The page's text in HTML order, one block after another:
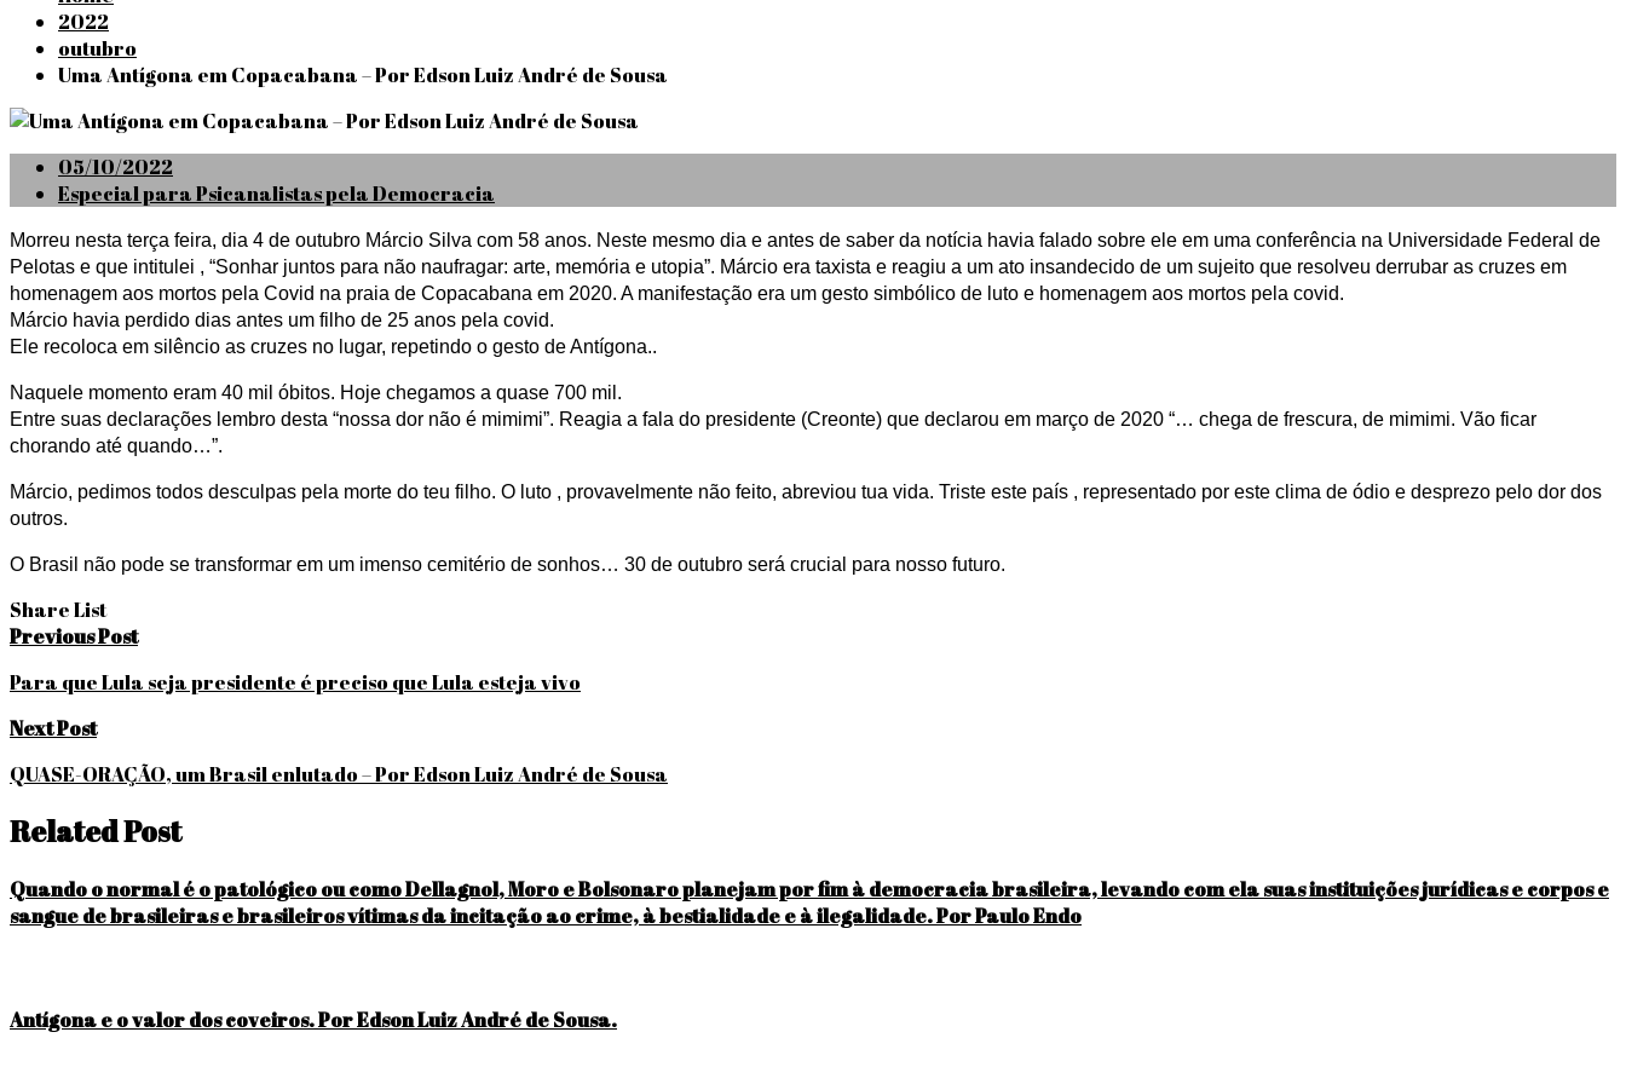
2022
outubro
Uma Antígona em Copacabana – Por Edson Luiz André de Sousa
Posted
on
05/10/2022
Especial para Psicanalistas pela Democracia
Morreu nesta terça feira, dia 4 de outubro Márcio Silva com 58 anos. Neste mesmo dia e antes de saber da notícia havia falado sobre ele em uma conferência na Universidade Federal de
Pelotas e que intitulei , “Sonhar juntos para não naufragar: arte, memória e utopia”. Márcio era taxista e reagiu a um ato insandecido de um sujeito que resolveu derrubar as cruzes em
homenagem aos mortos pela Covid na praia de Copacabana em 2020. A manifestação era um gesto simbólico de luto e homenagem aos mortos pela covid.
Márcio havia perdido dias antes um filho de 25 anos pela covid.
Ele recoloca em silêncio as cruzes no lugar, repetindo o gesto de Antígona..
Naquele momento eram 40 mil óbitos. Hoje chegamos a quase 700 mil.
Entre suas declarações lembro desta “nossa dor não é mimimi”. Reagia a fala do presidente (Creonte) que declarou em março de 2020 “… chega de frescura, de mimimi. Vão ficar
chorando até quando…”.
Márcio, pedimos todos desculpas pela morte do teu filho. O luto , provavelmente não feito, abreviou tua vida. Triste este país , representado por este clima de ódio e desprezo pelo dor dos
outros.
O Brasil não pode se transformar em um imenso cemitério de sonhos… 30 de outubro será crucial para nosso futuro.
Share List
Navegação
de
Post
Previous Post
Para que Lula seja presidente é preciso que Lula esteja vivo
Next Post
QUASE-ORAÇÃO, um Brasil enlutado – Por Edson Luiz André de Sousa
Related Post
Quando o normal é o patológico ou como Dellagnol, Moro e Bolsonaro planejam por fim à democracia brasileira, levando com ela suas instituições jurídicas e corpos e
sangue de brasileiras e brasileiros vítimas da incitação ao crime, à bestialidade e à ilegalidade. Por Paulo Endo
Antígona e o valor dos coveiros. Por Edson Luiz André de Sousa.